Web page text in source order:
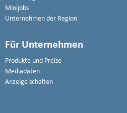
Minijobs
Unternehmen der Region
Für Unternehmen
Produkte und Preise
Mediadaten
Anzeige schalten